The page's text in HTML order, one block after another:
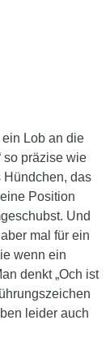
Lob an die
so präzise wie
Hündchen, das
Position
Und
mal für ein
wenn ein
denkt „Och ist
leider auch